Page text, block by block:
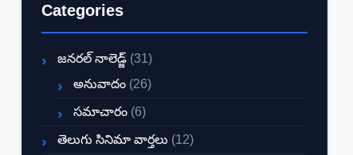
Categories
జనరల్ నాలెడ్జ్ (31)
అనువాదం (26)
సమాచారం (6)
తెలుగు సినిమా వార్తలు (12)